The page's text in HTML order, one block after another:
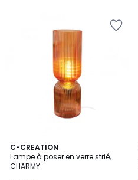
C-CREATION
Lampe à poser en verre strié,
CHARMY
6
Couleurs